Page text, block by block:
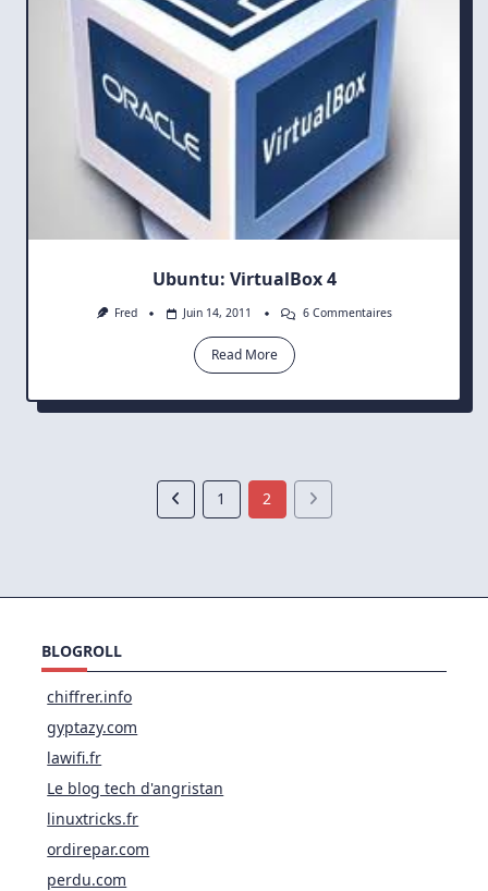
Ubuntu: VirtualBox 4
Fred Juin 14, 2011 6 CommentairesSur
Read More
1 2
BLOGROLL
chiffrer.info
gyptazy.com
lawifi.fr
Le blog tech d'angristan
linuxtricks.fr
ordirepar.com
perdu.com